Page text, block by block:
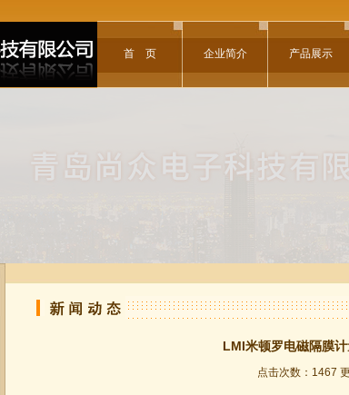
首 页 企业简介 产品展示
LMI米顿罗电磁隔膜
点击次数：1467